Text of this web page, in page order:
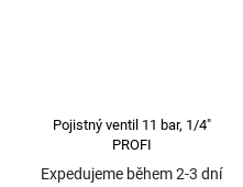
Pojistný ventil 11 bar, 1/4"
PROFI
Expedujeme během 2-3 dní